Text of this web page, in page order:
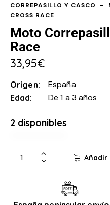
CORREPASILLO Y CASCO
CROSS RACE
Moto
Race
33,95€
Origen España
Edad De 1 a 3 años
2 disponibles